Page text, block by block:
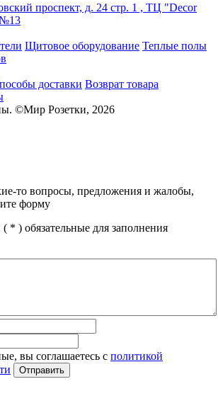
проспект, д. 24 стр. 1 , ТЦ "Decor
Щитовое оборудование Теплые полы
доставки Возврат товара
©Мир Розетки, 2026
то вопросы, предложения и жалобы,
форму
( * ) обязательные для заполнения
вы соглашаетесь с политикой
Отправить